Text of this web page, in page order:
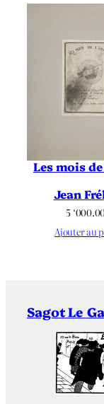
Les mois de
Jean
5
Ajouter au
Sagot Le